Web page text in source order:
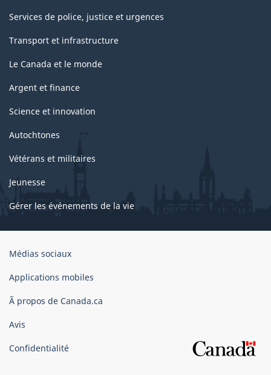
Services de police, justice et urgences
Transport et infrastructure
Le Canada et le monde
Argent et finance
Science et innovation
Autochtones
Vétérans et militaires
Jeunesse
Gérer les événements de la vie
Organisation
gouvernement
Canada
Médias sociaux
Applications mobiles
Ã propos de Canada.ca
Avis
Confidentialité